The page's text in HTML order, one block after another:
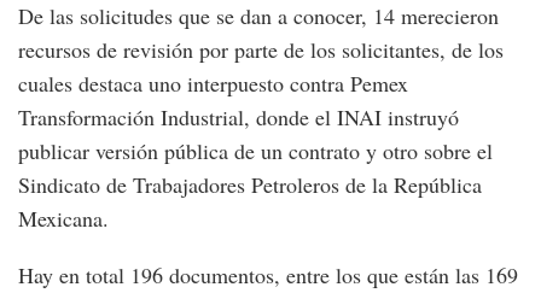
De las solicitudes que se dan a conocer, 14 merecieron
recursos de revisión por parte de los solicitantes, de los
cuales destaca uno interpuesto contra Pemex
Transformación Industrial, donde el INAI instruyó
publicar versión pública de un contrato y otro sobre el
Sindicato de Trabajadores Petroleros de la República
Mexicana.
Hay en total 196 documentos, entre los que están las 169